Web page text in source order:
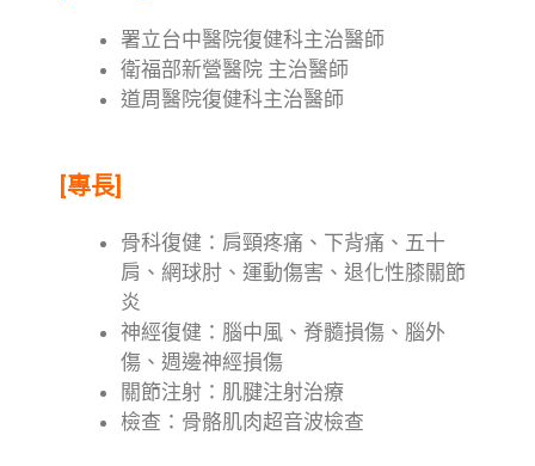
署立台中醫院復健科主治醫師
衛福部新營醫院 主治醫師
道周醫院復健科主治醫師
[專長]
骨科復健：肩頸疼痛、下背痛、五十
肩、網球肘、運動傷害、退化性膝關節
炎
神經復健：腦中風、脊髓損傷、腦外
傷、週邊神經損傷
關節注射：肌腱注射治療
檢查：骨骼肌肉超音波檢查